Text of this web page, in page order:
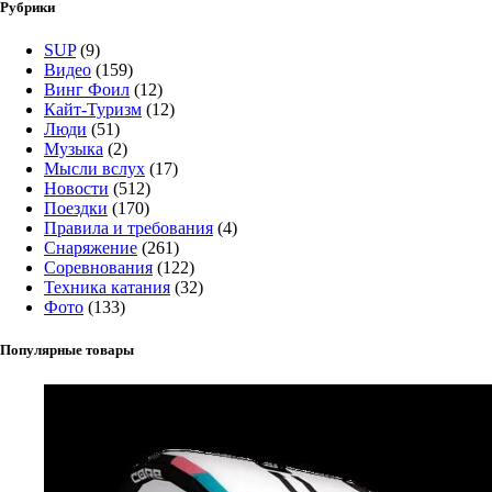
Рубрики
SUP(9)
Видео (159)
Винг Фоил (12)
Кайт-Туризм (12)
Люди (51)
Музыка (2)
Мысли вслух (17)
Новости (512)
Поездки (170)
Правила и требования (4)
Снаряжение (261)
Соревнования (122)
Техника катания (32)
Фото (133)
Популярные товары